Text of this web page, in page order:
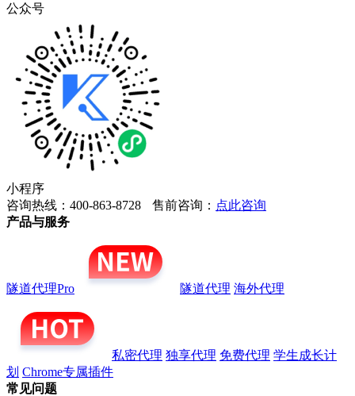
公众号
小程序
咨询热线：400-863-8728
售前咨询： 点此咨询
产品与服务
隧道代理Pro 隧道代理 海外代理
私密代理 独享代理 免费代理 学生成长计
划 Chrome专属插件
常见问题